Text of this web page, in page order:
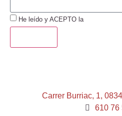
He leído y ACEPTO la
Carrer Burriac, 1,
610 76